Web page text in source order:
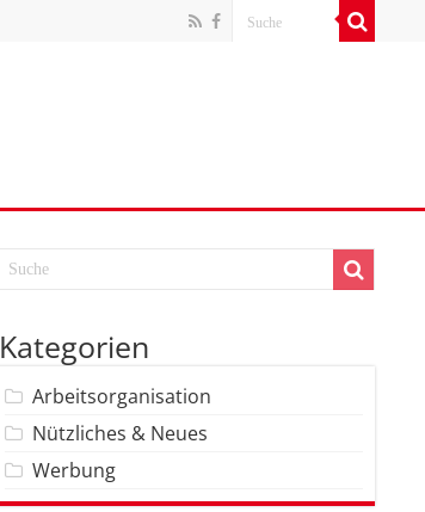
Kategorien
Arbeitsorganisation
Nützliches & Neues
Werbung